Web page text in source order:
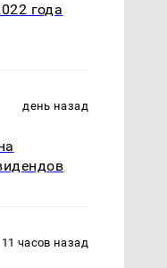
года
день назад
11 часов назад